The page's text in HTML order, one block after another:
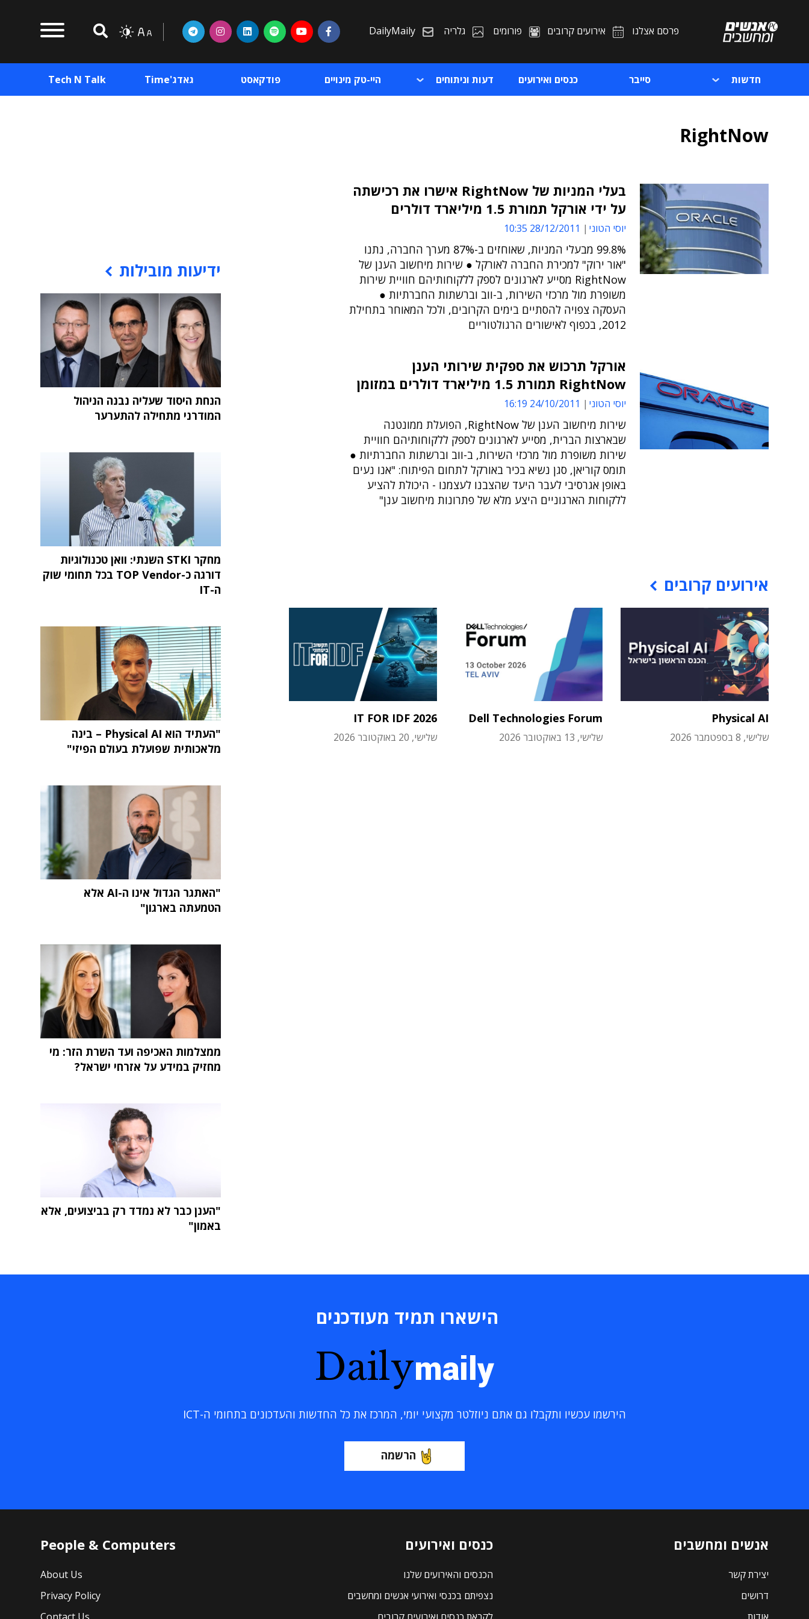
פרסם אצלנו אירועים קרובים פורומים גלריה DailyMaily
חדשות סייבר כנסים ואירועים דעות וניתוחים היי-טק מינויים פודקאסט גאדג'Time Tech N Talk
RightNow
בעלי המניות של RightNow אישרו את רכישתה
על ידי אורקל תמורת 1.5 מיליארד דולרים
יוסי הטוני 28/12/2011 10:35
99.8% מבעלי המניות, שאוחזים ב-87% מערך החברה, נתנו
"אור ירוק" למכירת החברה לאורקל ● שירות מיחשוב הענן של
RightNow מסייע לארגונים לספק ללקוחותיהם חוויית שירות
משופרת מול מרכזי השירות, ב-ווב וברשתות החברתיות ●
העסקה צפויה להסתיים בימים הקרובים, ולכל המאוחר בתחילת
2012, בכפוף לאישורים הרגולטוריים
אורקל תרכוש את ספקית שירותי הענן
RightNow תמורת 1.5 מיליארד דולרים במזומן
יוסי הטוני 24/10/2011 16:19
שירות מיחשוב הענן של RightNow, הפועלת ממונטנה
שבארצות הברית, מסייע לארגונים לספק ללקוחותיהם חוויית
שירות משופרת מול מרכזי השירות, ב-ווב וברשתות החברתיות ●
תומס קוריאן, סגן נשיא בכיר באורקל לתחום הפיתוח: "אנו נעים
באופן אגרסיבי לעבר היעד שהצבנו לעצמנו - היכולת להציע
ללקוחות הארגוניים היצע מלא של פתרונות מיחשוב ענן"
אירועים קרובים
Physical AI
שלישי, 8 בספטמבר 2026
Dell Technologies Forum
שלישי, 13 באוקטובר 2026
IT FOR IDF 2026
שלישי, 20 באוקטובר 2026
ידיעות מובילות
הנחת היסוד שעליה נבנה הניהול
המודרני מתחילה להתערער
מחקר STKI השנתי: וואן טכנולוגיות
דורגה כ-TOP Vendor בכל תחומי שוק
ה-IT
"העתיד הוא Physical AI – בינה
מלאכותית שפועלת בעולם הפיזי"
"האתגר הגדול אינו ה-AI אלא
הטמעתה בארגון"
ממצלמות האכיפה ועד השרת הזר: מי
מחזיק במידע על אזרחי ישראל?
"הענן כבר לא נמדד רק בביצועים, אלא
באמון"
הישארו תמיד מעודכנים
Dailymaily
הירשמו עכשיו ותקבלו גם אתם ניוזלטר מקצועי יומי, המרכז את כל החדשות והעדכונים בתחומי ה-ICT
הרשמה
אנשים ומחשבים
יצירת קשר
דרושים
כנסים ואירועים
הכנסים והאירועים שלנו
נצפיתם בכנסי ואירועי אנשים ומחשבים
People & Computers
About Us
Privacy Policy